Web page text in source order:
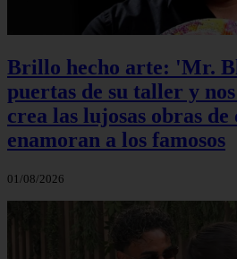
Brillo hecho arte: 'Mr.
puertas de su taller y
crea las lujosas obras de
enamoran a los famosos
01/08/2026